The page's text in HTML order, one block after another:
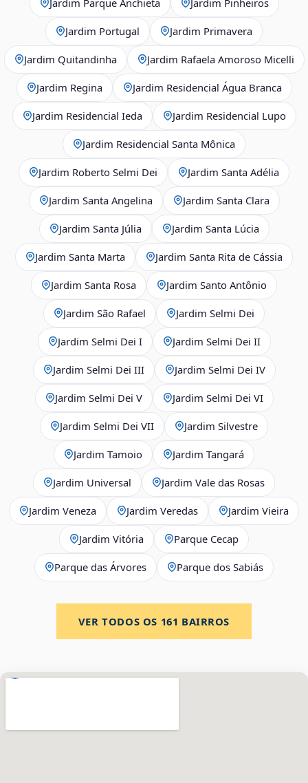
Jardim Portugal Jardim Primavera
Jardim Quitandinha Jardim Rafaela Amoroso Micelli
Jardim Regina Jardim Residencial Água Branca
Jardim Residencial Ieda Jardim Residencial Lupo
Jardim Residencial Santa Mônica
Jardim Roberto Selmi Dei Jardim Santa Adélia
Jardim Santa Angelina Jardim Santa Clara
Jardim Santa Júlia Jardim Santa Lúcia
Jardim Santa Marta Jardim Santa Rita de Cássia
Jardim Santa Rosa Jardim Santo Antônio
Jardim São Rafael Jardim Selmi Dei
Jardim Selmi Dei I Jardim Selmi Dei II
Jardim Selmi Dei III Jardim Selmi Dei IV
Jardim Selmi Dei V Jardim Selmi Dei VI
Jardim Selmi Dei VII Jardim Silvestre
Jardim Tamoio Jardim Tangará
Jardim Universal Jardim Vale das Rosas
Jardim Veneza Jardim Veredas Jardim Vieira
Jardim Vitória Parque Cecap
Parque das Árvores Parque dos Sabiás
VER TODOS OS 161 BAIRROS